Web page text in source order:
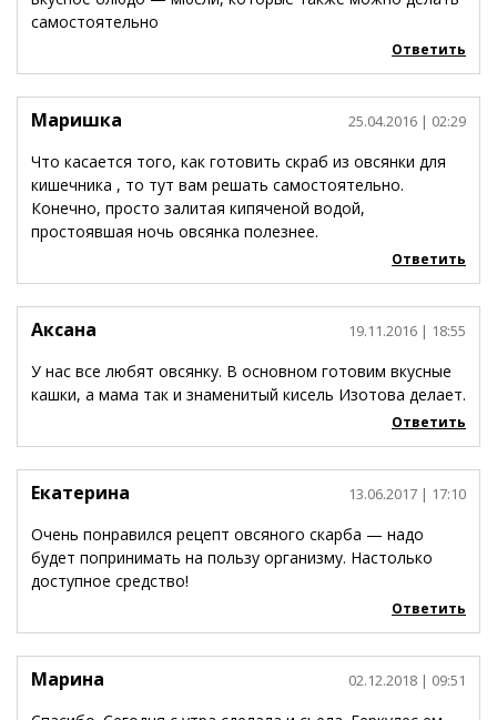
самостоятельно
Ответить
Маришка 25.04.2016 | 02:29
Что касается того, как готовить скраб из овсянки для
кишечника , то тут вам решать самостоятельно.
Конечно, просто залитая кипяченой водой,
простоявшая ночь овсянка полезнее.
Ответить
Аксана 19.11.2016 | 18:55
У нас все любят овсянку. В основном готовим вкусные
кашки, а мама так и знаменитый кисель Изотова делает.
Ответить
Екатерина 13.06.2017 | 17:10
Очень понравился рецепт овсяного скарба — надо
будет попринимать на пользу организму. Настолько
доступное средство!
Ответить
Марина 02.12.2018 | 09:51